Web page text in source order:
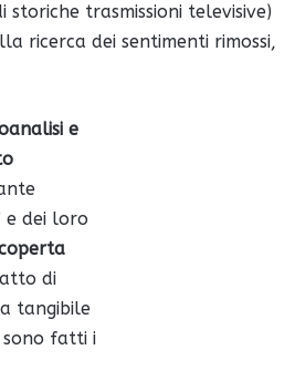
trasmissioni televisive)
ricerca dei sentimenti rimossi,
e
e dei loro
di
tangibile
sono fatti i